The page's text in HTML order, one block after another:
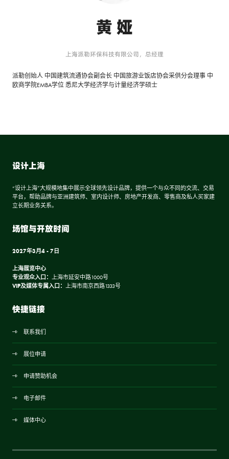
黄 娅
上海派勒环保科技有限公司，总经理
派勒创始人 中国建筑流通协会副会长 中国旅游业饭店协会采供分会理事 中
欧商学院EMBA学位 悉尼大学经济学与计量经济学硕士
设计上海
“设计上海”大规模地集中展示全球领先设计品牌，提供一个与众不同的交流、交易
平台，帮助品牌与亚洲建筑师、室内设计师、房地产开发商、零售商及私人买家建
立长期业务关系。
场馆与开放时间
2027年3月4 - 7日
上海展览中心
专业观众入口： 上海市延安中路1000号
VIP及媒体专属入口： 上海市南京西路1333号
快捷链接
联系我们
展位申请
申请赞助机会
电子邮件
媒体中心